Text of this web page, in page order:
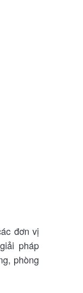
đơn vị
pháp
phòng